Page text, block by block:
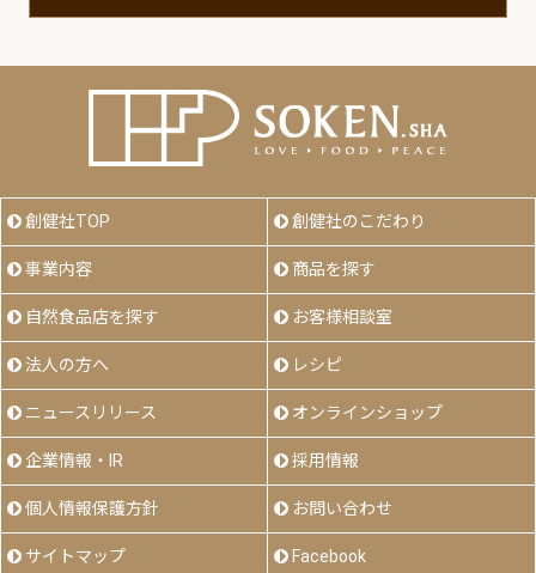
創健社TOP 創健社のこだわり
事業内容 商品を探す
自然食品店を探す お客様相談室
法人の方へ レシピ
ニュースリリース オンラインショップ
企業情報・IR 採用情報
個人情報保護方針 お問い合わせ
サイトマップ Facebook